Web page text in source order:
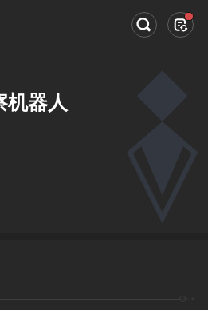
机器人